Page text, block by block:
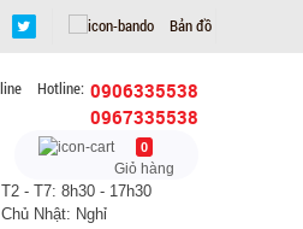
Bản đồ
Hotline: 0906335538
0967335538
0
Giỏ hàng
T2 - T7: 8h30 - 17h30
Chủ Nhật: Nghỉ